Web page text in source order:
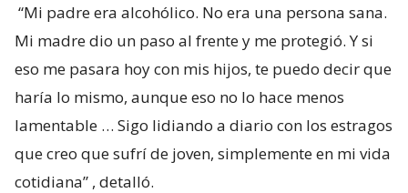
“Mi padre era alcohólico. No era una persona sana.
Mi madre dio un paso al frente y me protegió. Y si
eso me pasara hoy con mis hijos, te puedo decir que
haría lo mismo, aunque eso no lo hace menos
lamentable … Sigo lidiando a diario con los estragos
que creo que sufrí de joven, simplemente en mi vida
cotidiana” , detalló.